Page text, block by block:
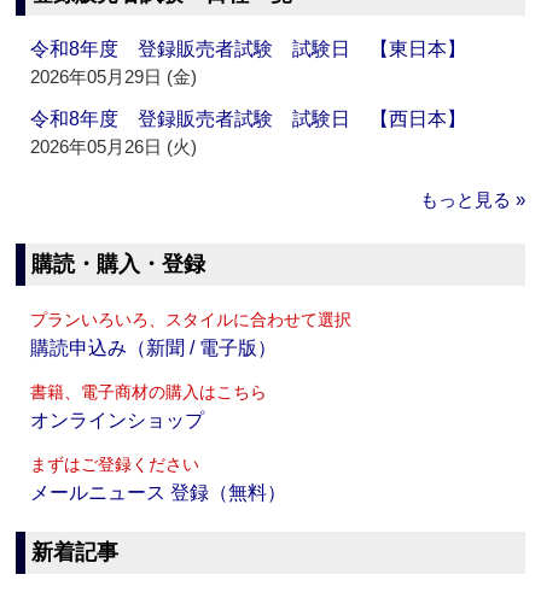
令和8年度 登録販売者試験 試験日 【東日本】
2026年05月29日 (金)
令和8年度 登録販売者試験 試験日 【西日本】
2026年05月26日 (火)
もっと見る »
購読・購入・登録
プランいろいろ、スタイルに合わせて選択
購読申込み（新聞 / 電子版）
書籍、電子商材の購入はこちら
オンラインショップ
まずはご登録ください
メールニュース 登録（無料）
新着記事